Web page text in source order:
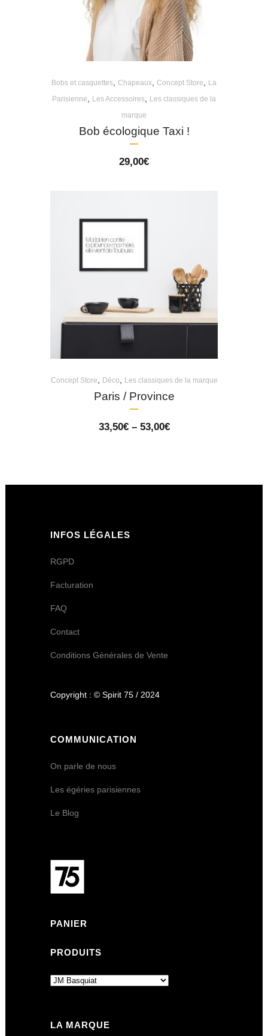
Bobs et casquettes Chapeaux Concept Store
La
Parisienne
Les Accessoires
Les classiques de la
marque
Bob écologique Taxi !
29,00€
Concept Store Déco Les classiques de la marque
Paris / Province
33,50€ – 53,00€Price
INFOS LÉGALES
RGPD
Facturation
FAQ
Contact
Conditions Générales de Vente
Copyright : © Spirit 75 / 2024
COMMUNICATION
On parle de nous
Les égéries parisiennes
Le Blog
PANIER
PRODUITS
LA MARQUE